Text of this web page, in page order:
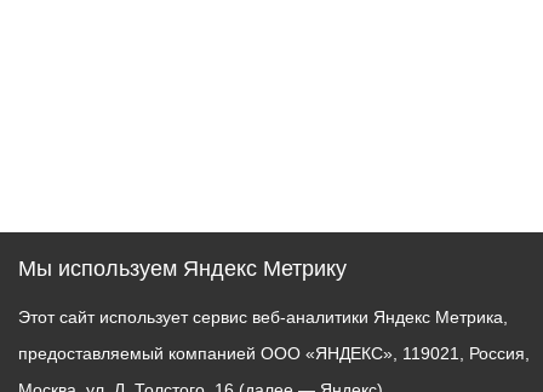
Мы используем Яндекс Метрику
Этот сайт использует сервис веб-аналитики Яндекс Метрика,
предоставляемый компанией ООО «ЯНДЕКС», 119021, Россия,